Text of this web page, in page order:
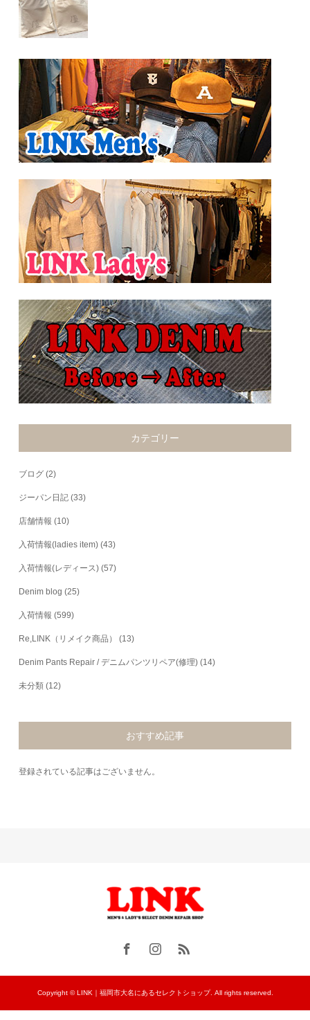
カテゴリー
ブログ (2)
ジーパン日記 (33)
店舗情報 (10)
入荷情報(ladies item) (43)
入荷情報(レディース) (57)
Denim blog (25)
入荷情報 (599)
Re,LINK（リメイク商品） (13)
Denim Pants Repair / デニムパンツリペア(修理) (14)
未分類 (12)
おすすめ記事
登録されている記事はございません。
Copyright © LINK｜福岡市大名にあるセレクトショップ. All rights reserved.